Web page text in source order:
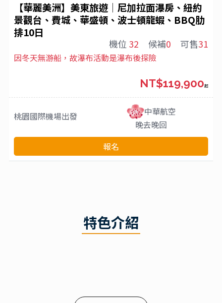
【華麗美洲】美東旅遊│尼加拉面瀑房、紐約
景觀台、費城、華盛頓、波士頓龍蝦、BBQ肋
排10日
機位 32 候補0 可售31
因冬天無游船，故瀑布活動是瀑布後探險
桃園國際機場出發
中華航空
晚去晚回
NT$119,900起
報名
特色介紹